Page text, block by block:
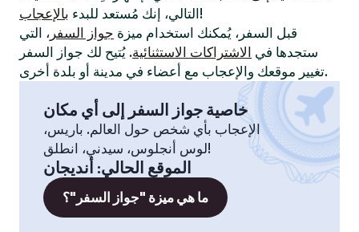
التالي، إنك مُستعد للبدء بالإعجاب
!
قبل السفر، يُمكنك استخدام ميزة جواز السفر ، التي
ستجدها في الاشتراكات الاستثنائية. يُتيح لك جواز السفر
تغيير موقعك والإعجاب مع أعضاء في مدينة أو بلدة أخرى.
خاصية جواز السفر إلى أي مكان
الإعجاب بأي شخص حول العالم. باريس،
لوس أنجلوس، سيدني، انطلق!
الموقع الحالي: أنديجان
ما هي ميزة "جواز السفر"؟